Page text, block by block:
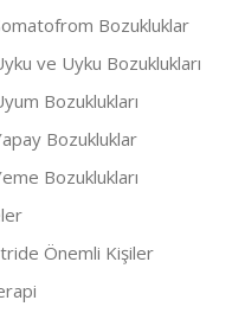
Bozukluklar
ve Uyku Bozuklukları
Bozuklukları
Bozukluklar
Bozuklukları
Önemli Kişiler